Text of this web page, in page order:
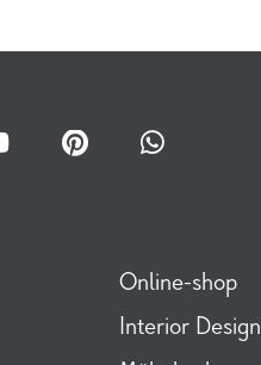
Online-shop
Interior Design